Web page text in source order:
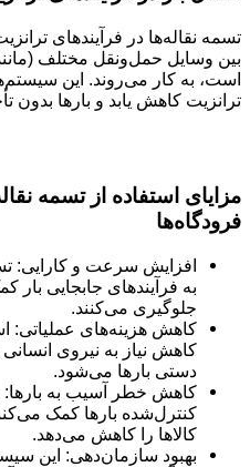
تسمه نقاله‌ها در فرآیندهای
بین وسایل حمل‌ونقل مختلف
است، به کار می‌روند. این
ترانزیت کاهش یابد و بارها بدون
مزایای استفاده از تسمه
فرودگاه‌ها
افزایش سرعت و کارایی:
به فرآیندهای جابجایی
جلوگیری می‌کنند.
کاهش هزینه‌های عملیاتی:
کاهش نیاز به نیروی
دستی بارها می‌شود.
کاهش خطر آسیب به بارها:
کنترل‌شده بارها کمک
کالاها را کاهش می‌دهد.
بهبود سازمان‌دهی: این